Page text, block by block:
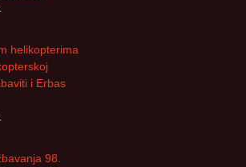
helikopterima
i Erbas
98.